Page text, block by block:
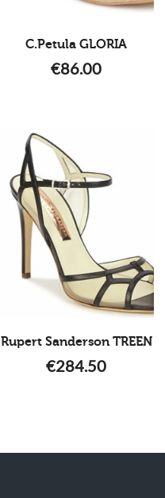
C.Petula GLORIA
€86.00
Rupert Sanderson TREEN
€284.50